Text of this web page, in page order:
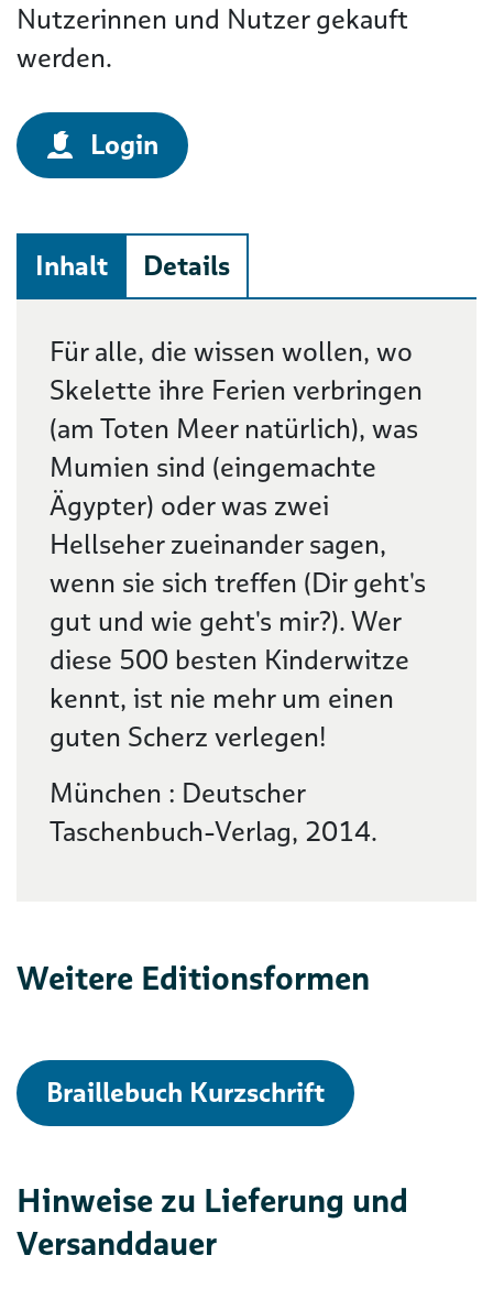
Nutzerinnen und Nutzer gekauft
werden.
Login
Inhalt Details
Beschreibung
Für alle, die wissen wollen, wo
Skelette ihre Ferien verbringen
(am Toten Meer natürlich), was
Mumien sind (eingemachte
Ägypter) oder was zwei
Hellseher zueinander sagen,
wenn sie sich treffen (Dir geht's
gut und wie geht's mir?). Wer
diese 500 besten Kinderwitze
kennt, ist nie mehr um einen
guten Scherz verlegen!
München : Deutscher
Taschenbuch-Verlag, 2014.
Weitere Editionsformen
Braillebuch Kurzschrift
Hinweise zu Lieferung und
Versanddauer